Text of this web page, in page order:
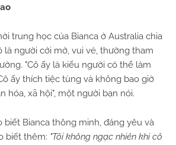
trung học của Bianca ở Australia chia
là người cởi mở, vui vẻ, thường tham
"Cô ấy là kiểu người có thể làm
ấy thích tiệc tùng và không bao giờ
hóa, xã hội", một người bạn nói.
biết Bianca thông minh, đáng yêu và
biết thêm: "Tôi không ngạc nhiên khi cô